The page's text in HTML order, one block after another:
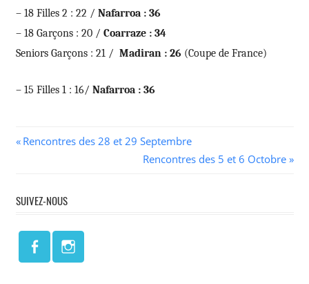
– 18 Filles 2 : 22 / Nafarroa : 36
– 18 Garçons : 20 / Coarraze : 34
Seniors Garçons : 21 / Madiran : 26 (Coupe de France)
– 15 Filles 1 : 16/ Nafarroa : 36
Navigation
l’article
Previous
Rencontres des 28 et 29 Septembre
Next
Rencontres des 5 et 6 Octobre
SUIVEZ-NOUS